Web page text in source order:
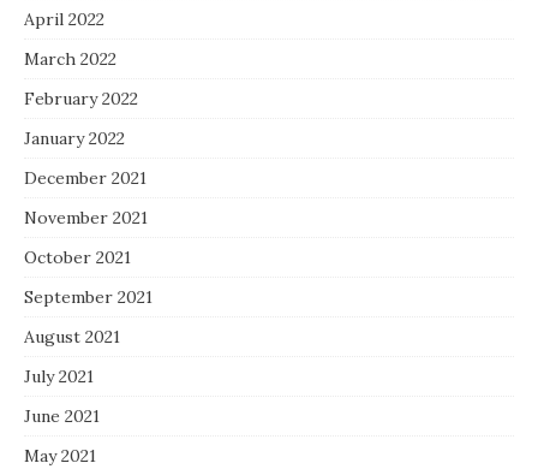
April 2022
March 2022
February 2022
January 2022
December 2021
November 2021
October 2021
September 2021
August 2021
July 2021
June 2021
May 2021